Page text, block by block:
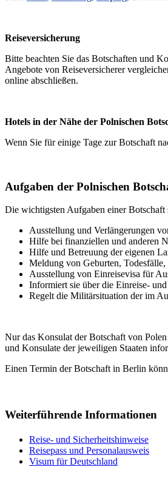
Reiseversicherung
Bitte beachten Sie das Botschaften und
Angebote von Reiseversicherer
online abschließen.
Hotels in der Nähe der Polnischen
Wenn Sie für einige Tage zur Botschaft
Aufgaben der Polnischen
Die wichtigsten Aufgaben einer Botschaft
Ausstellung und Verlängerungen
Hilfe bei finanziellen und anderen
Hilfe und Betreuung der eigenen
Meldung von Geburten,
Ausstellung von Einreisevisa für
Informiert sie über die Einreise-
Regelt die Militärsituation der im
Nur das Konsulat der Botschaft von
und Konsulate der jeweiligen Staaten
Einen Termin der Botschaft in Berlin
Weiterführende Informationen
Reise- und Sicherheitshinweise
Reisepass und Personalausweis
Visum für Deutschland